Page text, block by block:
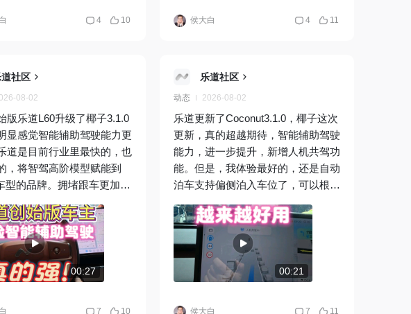
实力。
4 10
一年保值率第一！
侯大白 4 11
道社区
08-02
版乐道L60升级了椰子3.1.0
显感觉智能辅助驾驶能力更
道是目前行业里最快的，也
，将智驾高阶模型赋能到
型的品牌。拥堵跟车更加顺
，闸机也能识别并智驾通
更准、博弈更强、绕行也比
常用常新，乐道，做到了！
00:27
7 10
乐道社区
动态 2026-08-02
乐道更新了Coconut3.1.0，椰子这次
更新，真的超越期待，智能辅助驾驶
能力，进一步提升，新增人机共驾功
能。但是，我体验最好的，还是自动
泊车支持偏侧泊入车位了，可以根据
合日常生活场景。
00:21
侯大白 7 11